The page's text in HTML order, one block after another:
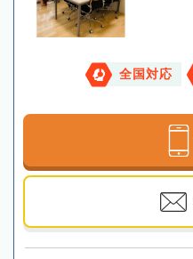
全国対応